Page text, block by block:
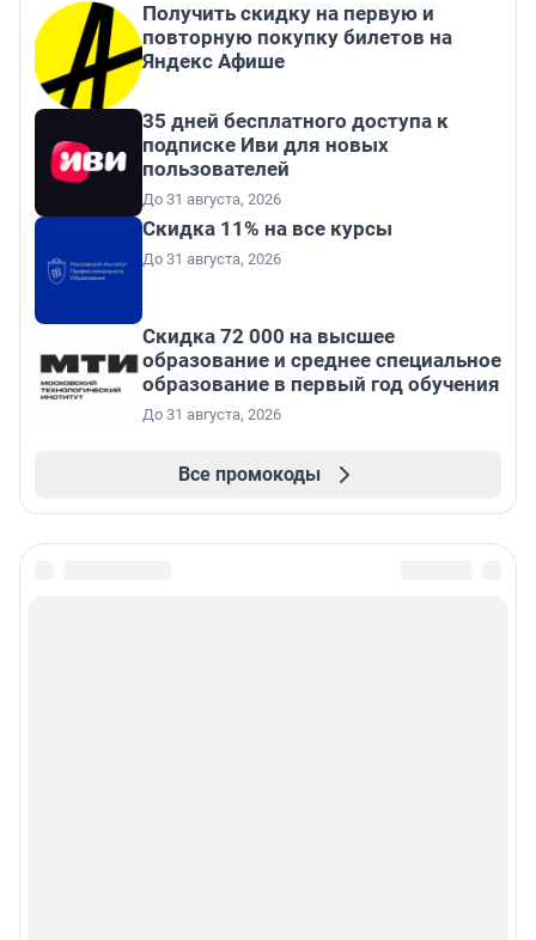
Получить скидку на первую и
повторную покупку билетов на
Яндекс Афише
35 дней бесплатного доступа к
подписке Иви для новых
пользователей
До 31 августа, 2026
Скидка 11% на все курсы
До 31 августа, 2026
Скидка 72 000 на высшее
образование и среднее специальное
образование в первый год обучения
До 31 августа, 2026
Все промокоды